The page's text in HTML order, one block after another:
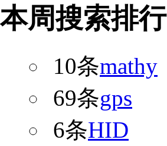
本周搜索排行
10条mathy
69条gps
6条HID